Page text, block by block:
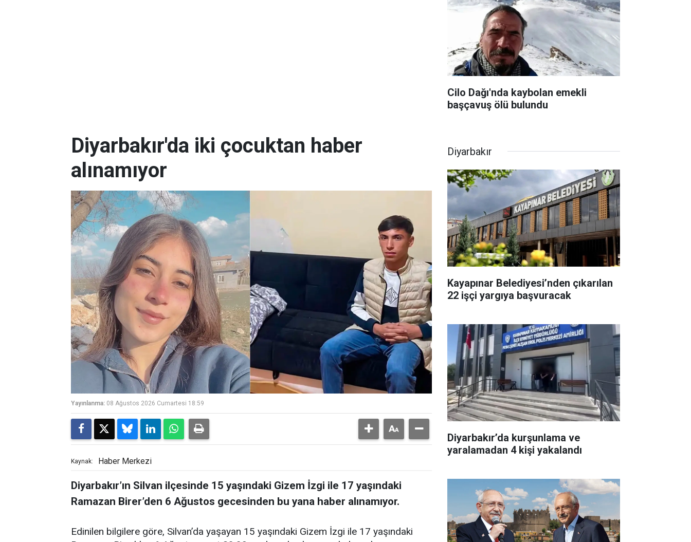
Cilo Dağı'nda kaybolan emekli
başçavuş ölü bulundu
Diyarbakır'da iki çocuktan haber
alınamıyor
Yayınlanma: 08 Ağustos 2026 Cumartesi 18:59
Kaynak: Haber Merkezi
Diyarbakır’ın Silvan ilçesinde 15 yaşındaki Gizem İzgi ile 17 yaşındaki
Ramazan Birer’den 6 Ağustos gecesinden bu yana haber alınamıyor.
Edinilen bilgilere göre, Silvan’da yaşayan 15 yaşındaki Gizem İzgi ile 17 yaşındaki
Diyarbakır
Kayapınar Belediyesi’nden çıkarılan
22 işçi yargıya başvuracak
Diyarbakır’da kurşunlama ve
yaralamadan 4 kişi yakalandı